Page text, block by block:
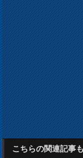
こちらの関連記事